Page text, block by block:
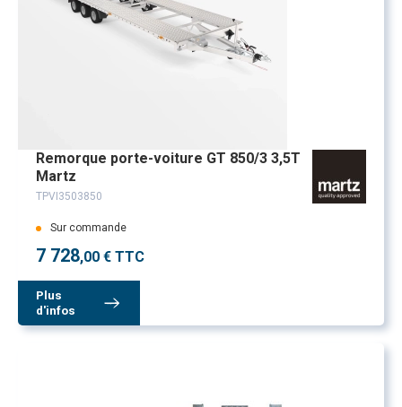
Remorque porte-voiture GT 850/3 3,5T
Martz
TPVI3503850
Sur commande
7 728,00 € TTC
Plus
d'infos